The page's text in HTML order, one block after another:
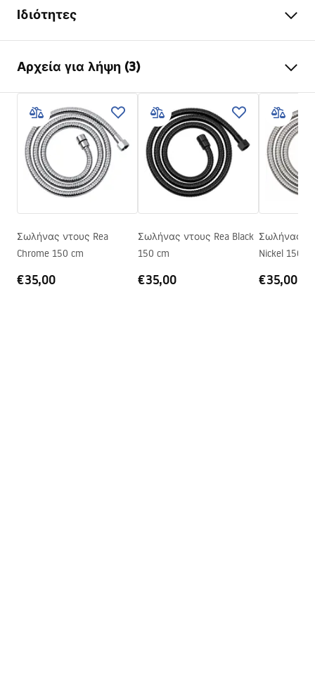
Ιδιότητες
Εγγύηση
Υλικό
ανοξείδωτο ατσάλι, ABS
Βάρος
1kg
Κωδικός κατασκευαστή
JS-016
Χρώμα
Χρώμιο
Αρχεία για λήψη (3)
Πληροφορίες ασφαλείας
WARUNKI_BEZPIECZENSTWA_AKCESORIA_LAZIENKOWE.
Πληροφορίες ασφαλείας
WARUNKI_BEZPIECZENSTWA_AKCESORIA_LAZIENKOWE.
Όροι εγγύησης
Σωλήνας ντους Rea
Chrome 150 cm
€35,00
Σωλήνας ντους Rea Black
150 cm
€35,00
Σωλήνας
Nickel 150
€35,00